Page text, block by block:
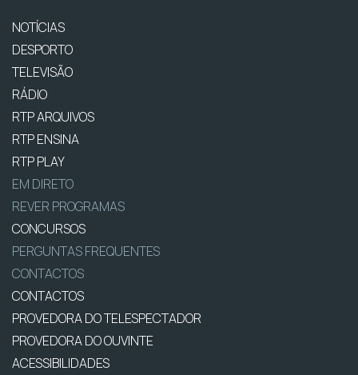
NOTÍCIAS
DESPORTO
TELEVISÃO
RÁDIO
RTP ARQUIVOS
RTP ENSINA
RTP PLAY
EM DIRETO
REVER PROGRAMAS
CONCURSOS
PERGUNTAS FREQUENTES
CONTACTOS
CONTACTOS
PROVEDORA DO TELESPECTADOR
PROVEDORA DO OUVINTE
ACESSIBILIDADES